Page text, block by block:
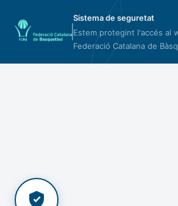
Sistema de seguretat
Estem protegint l'accés al
Federació Catalana de